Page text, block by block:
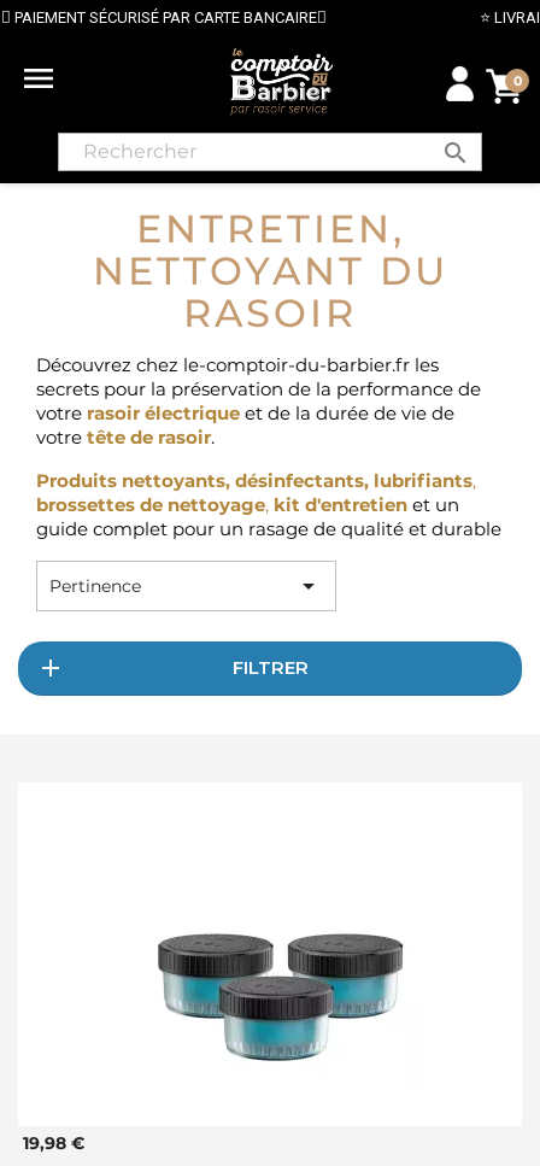
PAR CARTE BANCAIRE ⭐ LIVRAISON
 0
search
ENTRETIEN,
NETTOYANT DU
RASOIR
Découvrez chez le-comptoir-du-barbier.fr les
secrets pour la préservation de la performance de
votre rasoir électrique et de la durée de vie de
votre tête de rasoir.
Produits nettoyants, désinfectants, lubrifiants,
brossettes de nettoyage, kit d'entretien et un
guide complet pour un rasage de qualité et durable
Pertinence 
FILTRER
19,98 €